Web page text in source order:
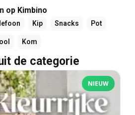
op Kimbino
Kip Snacks Pot
Kom
de categorie
NIEUW